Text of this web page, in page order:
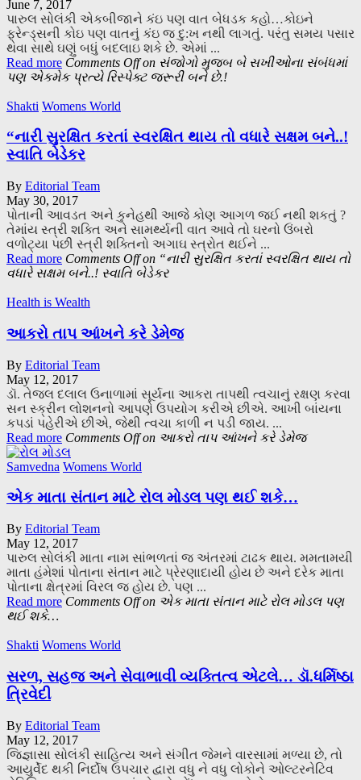
June 7, 2017
પારુલ સોલંકી એકબીજાને કંઇ પણ વાત બેધડક કહો…કોઇને
ફ્રેન્ડ્સની કોઇ પણ વાતનું કંઇ જ દુ:ખ નથી લાગતું. પરંતુ સમય પસાર
થવા સાથે ઘણું બધું બદલાઇ શકે છે. એમાં ...
Read more Comments Offon સંજોગો મુજબ બે સખીઓના સંબંધમાં
પણ એકમેક પ્રત્યે રિસ્પેક્ટ જરૂરી બને છે.!
Shakti Womens World
“નારી સુરક્ષિત કરતાં સ્વરક્ષિત થાય તો વધારે સક્ષમ બને..!
સ્વાતિ બેડેકર
By Editorial Team
May 30, 2017
પોતાની આવડત અને કુનેહથી આજે કોણ આગળ જઈ નથી શકતું ?
તેમાંય સ્ત્રી શક્તિ અને સામર્થ્યની વાત આવે તો ઘરનો ઉંબરો
વળોટ્યા પછી સ્ત્રી શક્તિનો અગાઘ સ્ત્રોત થઈને ...
Read more Comments Offon “નારી સુરક્ષિત કરતાં સ્વરક્ષિત થાય તો
વધારે સક્ષમ બને..! સ્વાતિ બેડેકર
Health is Wealth
આકરો તાપ આંખને કરે ડેમેજ
By Editorial Team
May 12, 2017
ડૉ. તેજલ દલાલ ઉનાળામાં સૂર્યના આકરા તાપથી ત્વચાનું રક્ષણ કરવા
સન સ્ક્રીન લોશનનો આપણે ઉપયોગ કરીએ છીએ. આખી બાંયના
કપડાં પહેરીએ છીએ, જેથી ત્વચા કાળી ન પડી જાય. ...
Read more Comments Offon આકરો તાપ આંખને કરે ડેમેજ
Samvedna Womens World
એક માતા સંતાન માટે રોલ મોડલ પણ થઈ શકે…
By Editorial Team
May 12, 2017
પારુલ સોલંકી માતા નામ સાંભળતાં જ અંતરમાં ટાઢક થાય. મમતામયી
માતા હંમેશાં પોતાના સંતાન માટે પ્રેરણાદાયી હોય છે અને દરેક માતા
પોતાના ક્ષેત્રમાં વિરલ જ હોય છે. પણ ...
Read more Comments Offon એક માતા સંતાન માટે રોલ મોડલ પણ
થઈ શકે…
Shakti Womens World
સરળ, સહજ અને સેવાભાવી વ્યક્તિત્વ એટલે… ડૉ.ધર્મિષ્ઠા
ત્રિવેદી
By Editorial Team
May 12, 2017
જિજ્ઞાસા સોલંકી સાહિત્ય અને સંગીત જેમને વારસામાં મળ્યા છે, તો
આયુર્વેદ થકી નિર્દોષ ઉપચાર દ્વારા વધુ ને વધુ લોકોને ઓલ્ટરનેટિવ